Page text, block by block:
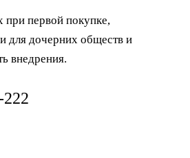
при первой покупке,
для дочерних обществ и
внедрения.